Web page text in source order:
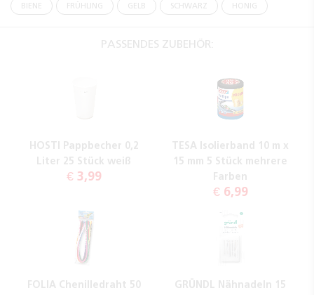
BIENE FRÜHLING GELB SCHWARZ HONIG
PASSENDES ZUBEHÖR:
HOSTI Pappbecher 0,2
Liter 25 Stück weiß
€ 3,99
TESA Isolierband 10 m x
15 mm 5 Stück mehrere
Farben
€ 6,99
FOLIA Chenilledraht 50
GRÜNDL Nähnadeln 15